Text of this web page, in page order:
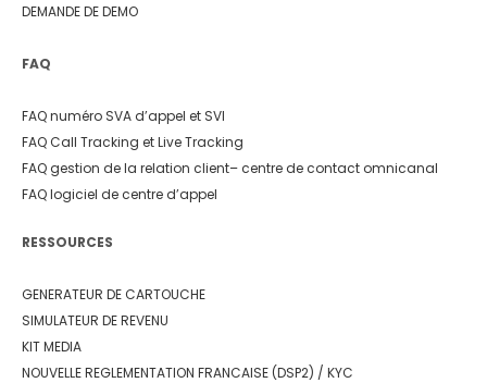
DEMANDE DE DEMO
FAQ
FAQ numéro SVA d’appel et SVI
FAQ Call Tracking et Live Tracking
FAQ gestion de la relation client– centre de contact omnicanal
FAQ logiciel de centre d’appel
RESSOURCES
GENERATEUR DE CARTOUCHE
SIMULATEUR DE REVENU
KIT MEDIA
NOUVELLE REGLEMENTATION FRANCAISE (DSP2) / KYC